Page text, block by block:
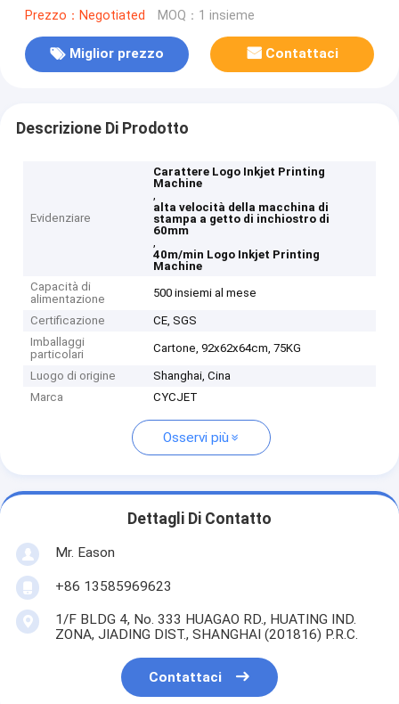
Prezzo：Negotiated MOQ：1 insieme
Miglior prezzo Contattaci
Descrizione Di Prodotto
Evidenziare
Carattere Logo Inkjet Printing
Machine
,
alta velocità della macchina di
stampa a getto di inchiostro di
60mm
,
40m/min Logo Inkjet Printing
Machine
Capacità di
alimentazione
500 insiemi al mese
Certificazione
CE, SGS
Imballaggi
particolari
Cartone, 92x62x64cm, 75KG
Luogo di origine
Shanghai, Cina
Marca
CYCJET
Osservi più
Dettagli Di Contatto
Mr. Eason
+86 13585969623
1/F BLDG 4, No. 333 HUAGAO RD., HUATING IND.
ZONA, JIADING DIST., SHANGHAI (201816) P.R.C.
Contattaci